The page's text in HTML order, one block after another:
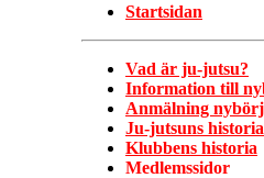
Startsidan
Vad är ju-jutsu?
Information till
Anmälning
Ju-jutsuns historia
Klubbens historia
Medlemssidor